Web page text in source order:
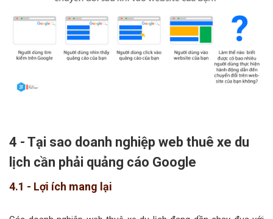
4 - Tại sao doanh nghiệp web thuê xe du
lịch cần phải quảng cáo Google
4.1 - Lợi ích mang lại